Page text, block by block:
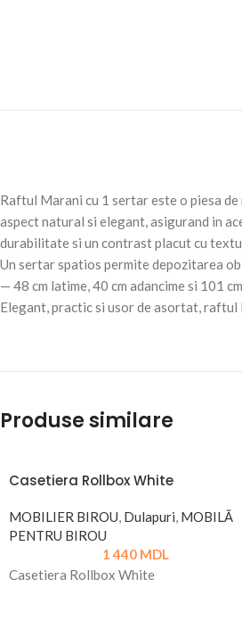
Raftul Marani cu 1 sertar este o piesa
aspect natural si elegant, asigurand in
durabilitate si un contrast placut cu
Un sertar spatios permite depozitarea
— 48 cm latime, 40 cm adancime si 101
Elegant, practic si usor de asortat,
Produse similare
Casetiera Rollbox White
MOBILIER BIROU, Dulapuri, MOBILĂ
PENTRU BIROU
1 440 MDL
Casetiera Rollbox White